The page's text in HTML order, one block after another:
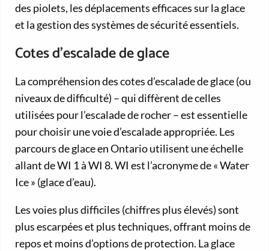
des piolets, les déplacements efficaces sur la glace
et la gestion des systèmes de sécurité essentiels.
Cotes d’escalade de glace
La compréhension des cotes d’escalade de glace (ou
niveaux de difficulté) – qui diffèrent de celles
utilisées pour l’escalade de rocher – est essentielle
pour choisir une voie d’escalade appropriée. Les
parcours de glace en Ontario utilisent une échelle
allant de WI 1 à WI 8. WI est l’acronyme de « Water
Ice » (glace d’eau).
Les voies plus difficiles (chiffres plus élevés) sont
plus escarpées et plus techniques, offrant moins de
repos et moins d’options de protection. La glace